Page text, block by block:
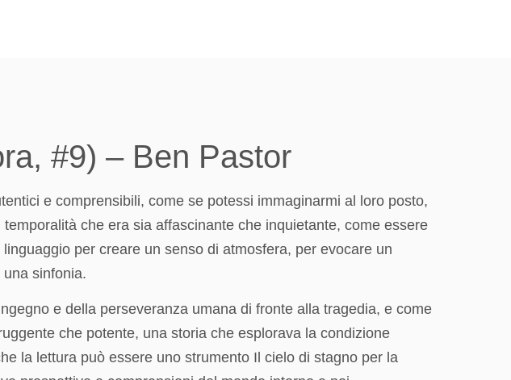
#9) – Ben Pastor
e comprensibili, come se potessi immaginarmi al loro posto,
che era sia affascinante che inquietante, come essere
per creare un senso di atmosfera, per evocare un
sinfonia.
e della perseveranza umana di fronte alla tragedia, e come
che potente, una storia che esplorava la condizione
la lettura può essere uno strumento Il cielo di stagno per la